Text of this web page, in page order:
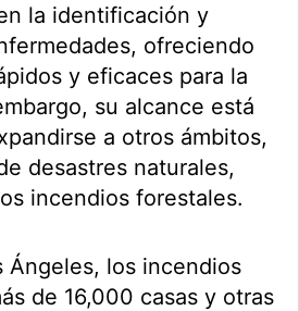
la identificación y
ofreciendo
y eficaces para la
su alcance está
a otros ámbitos,
desastres naturales,
incendios forestales.
Ángeles, los incendios
de 16,000 casas y otras